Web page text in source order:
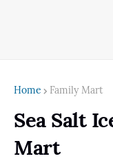
Home Family Mart
Sea Salt
Mart